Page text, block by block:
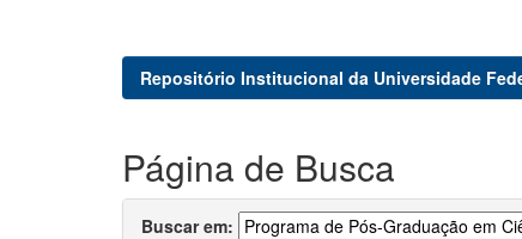
Repositório Institucional da Universidade
Página de Busca
Buscar em: